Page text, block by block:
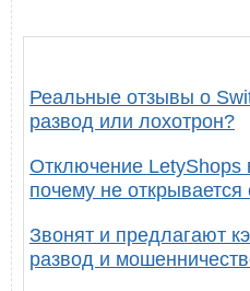
Реальные отзывы о
развод или лохотрон?
Отключение
почему не открывается
Звонят и предлагают
развод и